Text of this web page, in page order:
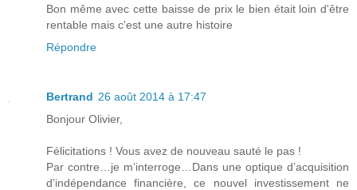
Bon même avec cette baisse de prix le bien était loin d'être
rentable mais c'est une autre histoire
Répondre
Bertrand 26 août 2014 à 17:47
Bonjour Olivier,
Félicitations ! Vous avez de nouveau sauté le pas !
Par contre…je m’interroge…Dans une optique d’acquisition
d’indépendance financière, ce nouvel investissement ne